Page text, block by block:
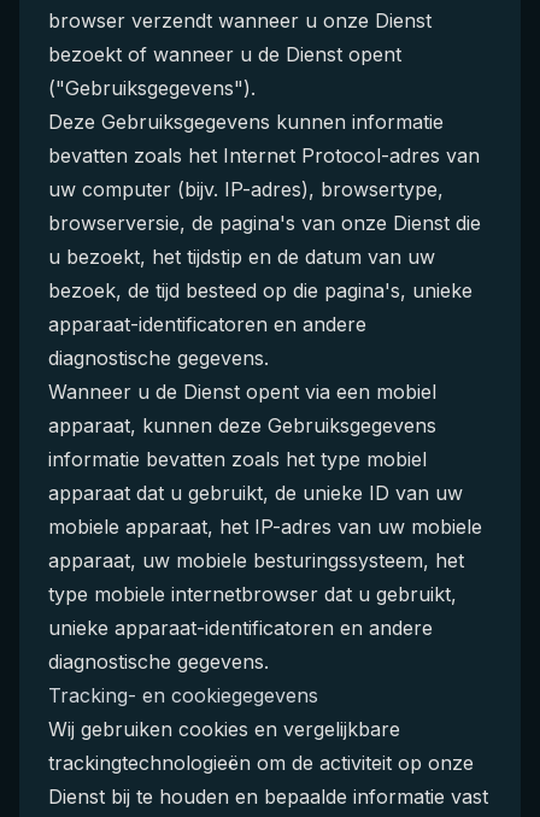
browser verzendt wanneer u onze Dienst
bezoekt of wanneer u de Dienst opent
("Gebruiksgegevens").
Deze Gebruiksgegevens kunnen informatie
bevatten zoals het Internet Protocol-adres van
uw computer (bijv. IP-adres), browsertype,
browserversie, de pagina's van onze Dienst die
u bezoekt, het tijdstip en de datum van uw
bezoek, de tijd besteed op die pagina's, unieke
apparaat-identificatoren en andere
diagnostische gegevens.
Wanneer u de Dienst opent via een mobiel
apparaat, kunnen deze Gebruiksgegevens
informatie bevatten zoals het type mobiel
apparaat dat u gebruikt, de unieke ID van uw
mobiele apparaat, het IP-adres van uw mobiele
apparaat, uw mobiele besturingssysteem, het
type mobiele internetbrowser dat u gebruikt,
unieke apparaat-identificatoren en andere
diagnostische gegevens.
Tracking- en cookiegegevens
Wij gebruiken cookies en vergelijkbare
trackingtechnologieën om de activiteit op onze
Dienst bij te houden en bepaalde informatie vast